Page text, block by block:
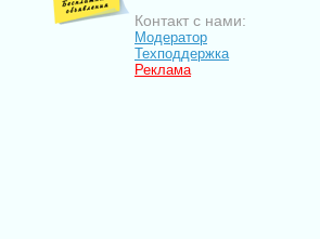
Контакт с нами:
Модератор
Техподдержка
Реклама